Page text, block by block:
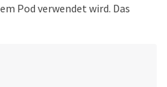
waiting for first
before binding
Pod verwendet wird. Das